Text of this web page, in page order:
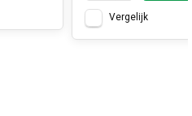
Vergelijk